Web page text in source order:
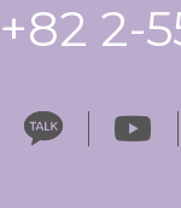
+82 2-